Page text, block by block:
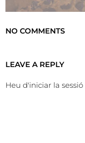
NO COMMENTS
LEAVE A REPLY
Heu d'iniciar la sessió